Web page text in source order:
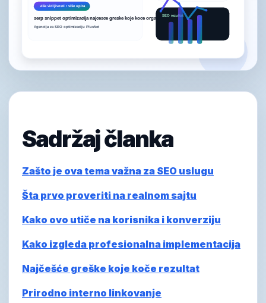
Sadržaj članka
Zašto je ova tema važna za SEO uslugu
Šta prvo proveriti na realnom sajtu
Kako ovo utiče na korisnika i konverziju
Kako izgleda profesionalna implementacija
Najčešće greške koje koče rezultat
Prirodno interno linkovanje